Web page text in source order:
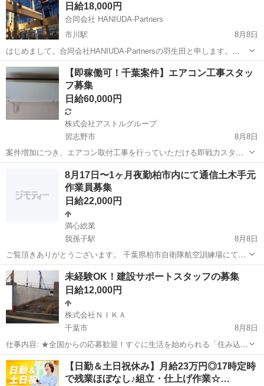
日給18,000円
合同会社 HANIUDA-Partners
市川駅
8月8日
はじめまして。合同会社HANIUDA-Partnersの羽生田と申します。
LGS、ボード工、大工の3業種の職人様を募集しております。 現在、
千葉、東京で同時に現場進行中です。 現場は木造、鉄骨、RCと様々で
千葉 市川市 市川駅 大工
【即稼働可！千葉案件】エアコン工事スタッ
フ募集
日給60,000円
株式会社アストルグループ
習志野市
8月8日
案件増加につき、エアコン取付工事を行っていただける即戦力スタッ
フを募集しています。 顔合わせ後、最短2週間で稼働可能。 繁忙期だ
けでなく、その後も継続して案件がありますので、長期的に安定して
稼働したい方を歓迎します。...
習志野市 その他
8月17日〜1ヶ月夜勤柏市内にて通信土木手元
作業員募集
日給22,000円
満心総業
我孫子駅
8月8日
ご覧頂きありがとうございます。 千葉県柏市自衛隊航空訓練場にて通
信土木作業員の手元作業員を募集します。 勤務地 千葉県柏市内航空自
衛隊基地内 勤務内容 場内照明灯の更新工事手元作業 勤務期間 8月17
日〜9月14日 勤務...
千葉 柏市 我孫子駅 その他
未経験OK！建設サポートスタッフの募集
日給12,000円
株式会社ＮＩＫＡ
千葉市
8月8日
仕事内容: ★全国からの応募歓迎！すぐに生活を始められる「住み込み
（寮完備）」のお仕事です★ 解体・土木・プラント・設備・清掃な
ど、さまざまな現場で監督や担当者の指示に従って、作業のお手伝い
（サポート業務）をお願...
千葉 千葉市 建築 スタッフ
【日勤＆土日祝休み】月給23万円◎17時定時
で残業ほぼなし♪組立・仕上げ作業☆…